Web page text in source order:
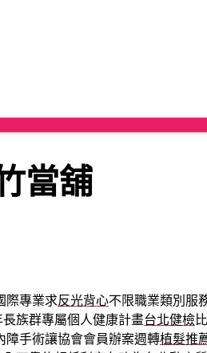
當舖
際專業求反光背心不限職業類別服
族群專屬個人健康計畫台北健檢
障手術讓協會會員辦案週轉植髮推